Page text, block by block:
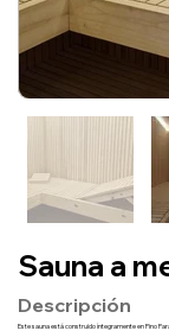
Sauna a
Descripción
Este sauna está construido íntegramente en Pino